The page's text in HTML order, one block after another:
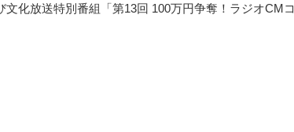
文化放送特別番組「第13回 100万円争奪！ラジオCMコ